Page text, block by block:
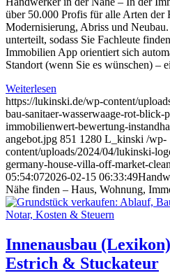
über 50.000 Profis für alle Arten der
Modernisierung, Abriss und
unterteilt, sodass Sie Fachleute
Immobilien App orientiert sich
Standort (wenn Sie es wünschen) –
Weiterlesen
https://lukinski.de/wp-content/
bau-sanitaer-wasserwaage-rot-blick-
immobilienwert-bewertung-
angebot.jpg 851 1280 L_kinski /wp-
content/uploads/2024/04/lukinski-
germany-house-villa-off-market-
05:54:072026-02-15 06:33:49
Nähe finden – Haus, Wohnung,
Innenausbau
Estrich & Stuckateur